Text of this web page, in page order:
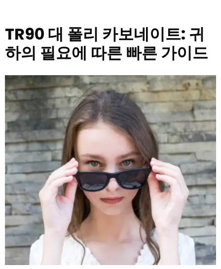
TR90 대 폴리 카보네이트: 귀
하의 필요에 따른 빠른 가이드